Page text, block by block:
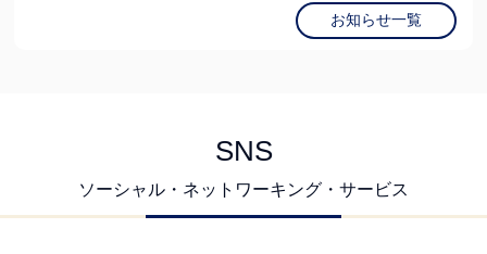
お知らせ一覧
SNS
ソーシャル・ネットワーキング・サービス